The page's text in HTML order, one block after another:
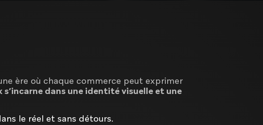
ère où chaque commerce peut exprimer
dans une identité visuelle et une
le réel et sans détours.